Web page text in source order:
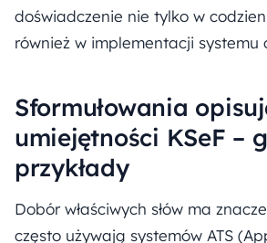
doświadczenie nie tylko w
również w implementacji systemu
Sformułowania
umiejętności KSeF –
przykłady
Dobór właściwych słów ma
często używają systemów ATS